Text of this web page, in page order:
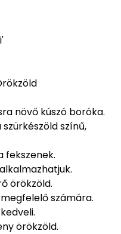
növő kúszó boróka.
színű,
fekszenek.
örökzöld.
számára.
örökzöld.